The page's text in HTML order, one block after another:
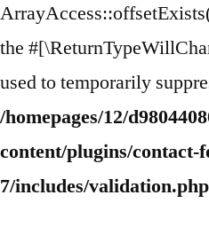
the
used to temporarily
/homepages/12/
content/plugins/contact-
7/includes/validation.php